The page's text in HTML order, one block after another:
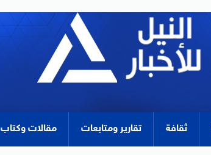
ثقافة تقارير ومتابعات مقالات وكتاب